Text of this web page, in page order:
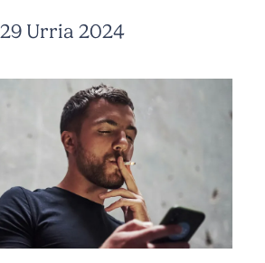
29 Urria 2024